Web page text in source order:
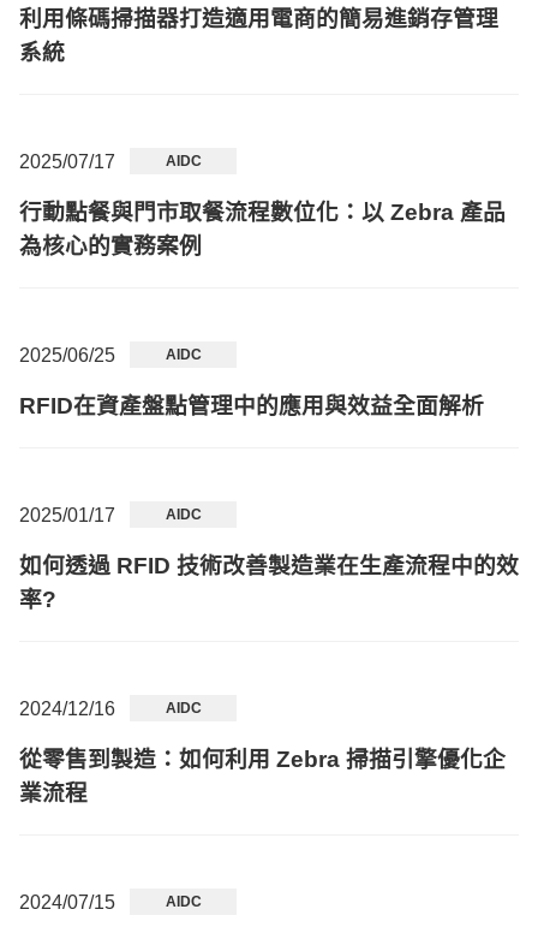
利用條碼掃描器打造適用電商的簡易進銷存管理
系統
2025/07/17 AIDC
行動點餐與門市取餐流程數位化：以 Zebra 產品
為核心的實務案例
2025/06/25 AIDC
RFID在資產盤點管理中的應用與效益全面解析
2025/01/17 AIDC
如何透過 RFID 技術改善製造業在生產流程中的效
率?
2024/12/16 AIDC
從零售到製造：如何利用 Zebra 掃描引擎優化企
業流程
2024/07/15 AIDC